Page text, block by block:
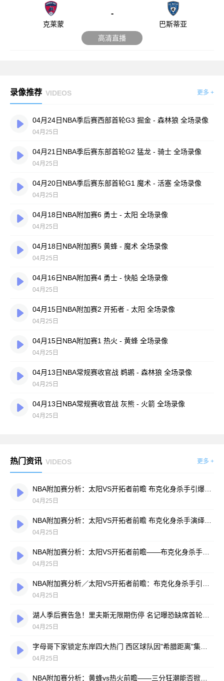
克莱蒙
-
巴斯蒂亚
高清直播
录像推荐 VIDEOS 更多 +
04月24日NBA季后赛西部首轮G3 掘金 - 森林狼 全场录像
04月25日
04月21日NBA季后赛东部首轮G2 猛龙 - 骑士 全场录像
04月25日
04月20日NBA季后赛东部首轮G1 魔术 - 活塞 全场录像
04月25日
04月18日NBA附加赛6 勇士 - 太阳 全场录像
04月25日
04月18日NBA附加赛5 黄蜂 - 魔术 全场录像
04月25日
04月16日NBA附加赛4 勇士 - 快船 全场录像
04月25日
04月15日NBA附加赛2 开拓者 - 太阳 全场录像
04月25日
04月15日NBA附加赛1 热火 - 黄蜂 全场录像
04月25日
04月13日NBA常规赛收官战 鹈鹕 - 森林狼 全场录像
04月25日
04月13日NBA常规赛收官战 灰熊 - 火箭 全场录像
04月25日
热门资讯 VIDEOS 更多 +
04月25日
04月25日
04月25日
04月25日
04月25日
04月25日